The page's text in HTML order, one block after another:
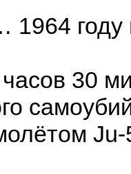
1964 году
30
Ju-